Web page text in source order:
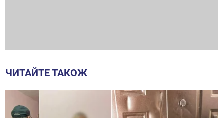
ЧИТАЙТЕ ТАКОЖ